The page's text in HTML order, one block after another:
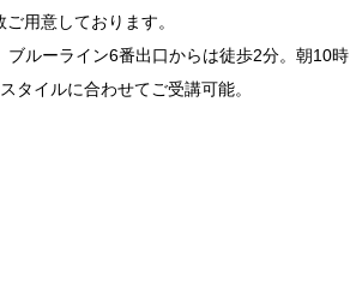
用意しております。
ルーライン6番出口からは徒歩2分。朝10時
タイルに合わせてご受講可能。